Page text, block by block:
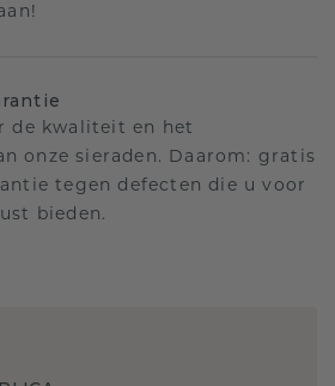
de kwaliteit en het
onze sieraden. Daarom: gratis
tegen defecten die u voor
bieden.